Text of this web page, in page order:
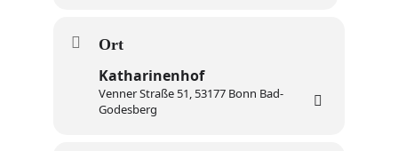
Ort
Katharinenhof
Venner Straße 51, 53177 Bonn Bad-
Godesberg